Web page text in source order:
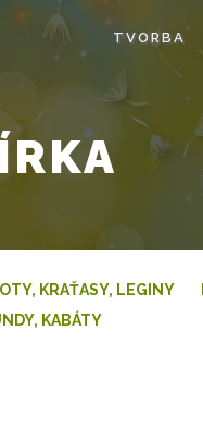
TVORBA
KRAŤASY, LEGINY
KABÁTY